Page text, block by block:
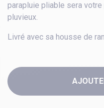
parapluie pliable sera
pluvieux.
Livré avec sa housse de